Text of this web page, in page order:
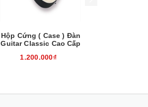
Hộp Cứng ( Case ) Đàn
Guitar Classic Cao Cấp
1.200.000₫